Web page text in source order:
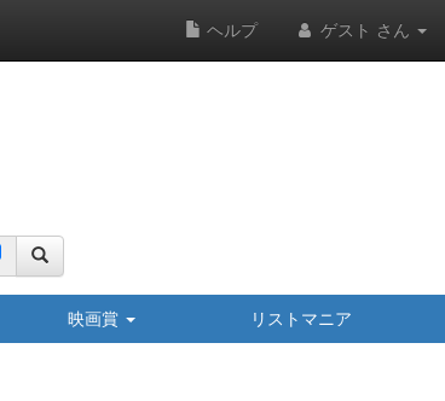
ヘルプ ゲスト さん
映画賞 リストマニア